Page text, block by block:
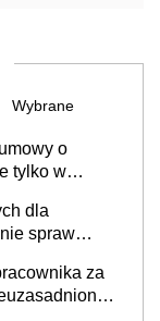
Wybrane
o
tylko w
dla
spraw
za